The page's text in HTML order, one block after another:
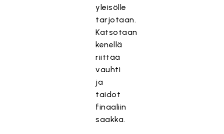
yleisölle
tarjotaan.
Katsotaan
kenellä
riittää
vauhti
ja
taidot
finaaliin
saakka.